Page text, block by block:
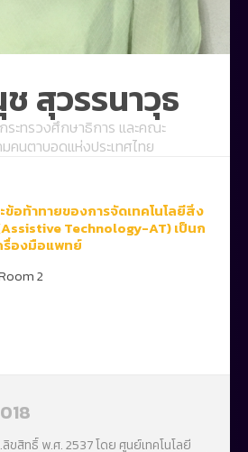
สุวรรนาวุธ
ะทรวงศึกษาธิการ และคณะ
คนตาบอดแห่งประเทศไทย
ข้อท้าทายของการจัดเทคโนโลยีสิ่ง
Technology-AT) เป็นก
รื่องมือแพทย์
2
ขสิทธิ์ พ.ศ. 2537 โดย ศูนย์เทคโนโลยี